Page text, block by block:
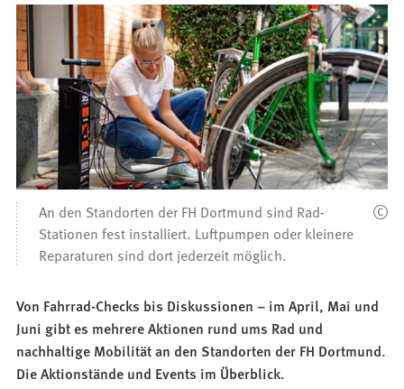
An den Standorten der FH Dortmund sind Rad-
Stationen fest installiert. Luftpumpen oder kleinere
Reparaturen sind dort jederzeit möglich.
Von Fahrrad-Checks bis Diskussionen – im April, Mai und
Juni gibt es mehrere Aktionen rund ums Rad und
nachhaltige Mobilität an den Standorten der FH Dortmund.
Die Aktionstände und Events im Überblick.